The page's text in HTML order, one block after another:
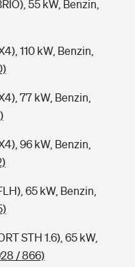
55 kW, Benzin,
110 kW, Benzin,
77 kW, Benzin,
96 kW, Benzin,
65 kW, Benzin,
STH 1.6), 65 kW,
/ 866)